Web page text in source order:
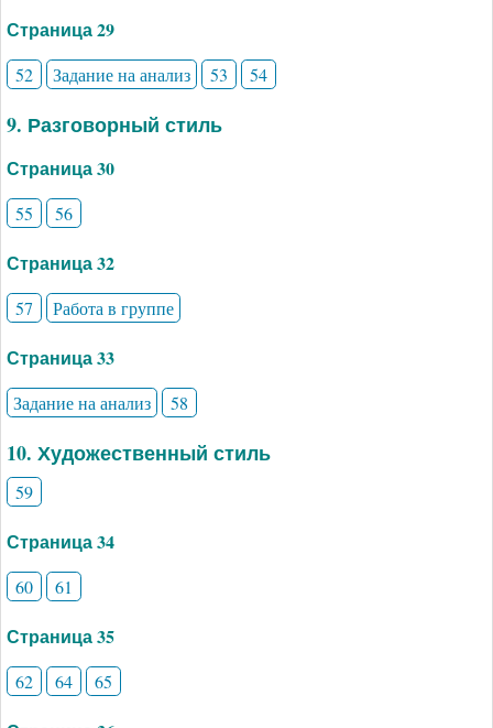
Страница 29
52 Задание на анализ 53 54
9. Разговорный стиль
Страница 30
55 56
Страница 32
57 Работа в группе
Страница 33
Задание на анализ 58
10. Художественный стиль
59
Страница 34
60 61
Страница 35
62 64 65